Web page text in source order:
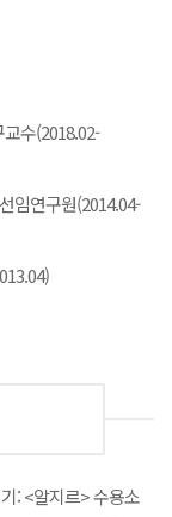
수(2018.02-
임연구원(2014.04-
: <알지르> 수용소